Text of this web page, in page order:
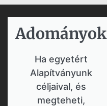
Adományok​
Ha egyetért
Alapítványunk
céljaival, és
megteheti,